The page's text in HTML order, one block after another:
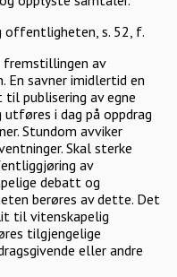
offentligheten, s. 52, f.
fremstillingen av
savner imidlertid en
publisering av egne
i dag på oppdrag
Stundom avviker
Skal sterke
av
debatt og
berøres av dette. Det
til vitenskapelig
tilgjengelige
eller andre